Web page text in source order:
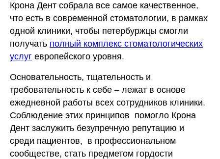
Крона Дент собрала все самое качественное,
что есть в современной стоматологии, в рамках
одной клиники, чтобы петербуржцы смогли
получать полный комплекс стоматологических
услуг европейского уровня.
Основательность, тщательность и
требовательность к себе – лежат в основе
ежедневной работы всех сотрудников клиники.
Соблюдение этих принципов помогло Крона
Дент заслужить безупречную репутацию и
среди пациентов, в профессиональном
сообществе, стать предметом гордости